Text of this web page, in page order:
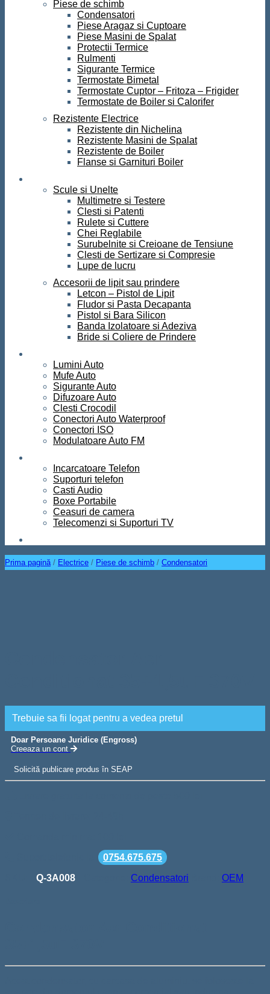
Piese de schimb
Condensatori
Piese Aragaz si Cuptoare
Piese Masini de Spalat
Protectii Termice
Rulmenti
Sigurante Termice
Termostate Bimetal
Termostate Cuptor – Fritoza – Frigider
Termostate de Boiler si Calorifer
Rezistente Electrice
Rezistente din Nichelina
Rezistente Masini de Spalat
Rezistente de Boiler
Flanse si Garnituri Boiler
Scule si Unelte
Multimetre si Testere
Clesti si Patenti
Rulete si Cuttere
Chei Reglabile
Surubelnite si Creioane de Tensiune
Clesti de Sertizare si Compresie
Lupe de lucru
Accesorii de lipit sau prindere
Letcon – Pistol de Lipit
Fludor si Pasta Decapanta
Pistol si Bara Silicon
Banda Izolatoare si Adeziva
Bride si Coliere de Prindere
Lumini Auto
Mufe Auto
Sigurante Auto
Difuzoare Auto
Clesti Crocodil
Conectori Auto Waterproof
Conectori ISO
Modulatoare Auto FM
Incarcatoare Telefon
Suporturi telefon
Casti Audio
Boxe Portabile
Ceasuri de camera
Telecomenzi si Suporturi TV
Prima pagină / Electrice / Piese de schimb / Condensatori
Trebuie sa fii logat pentru a vedea pretul
Doar Persoane Juridice (Engross)
Creeaza un cont
Solicită publicare produs în SEAP
0754.675.675
Q-3A008 Condensatori OEM